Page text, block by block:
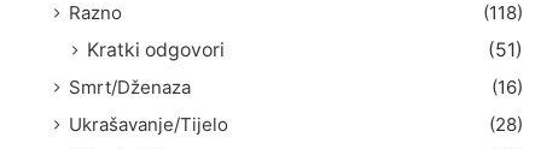
Razno
(118)
Kratki odgovori
(51)
Smrt/Dženaza
(16)
Ukrašavanje/Tijelo
(28)